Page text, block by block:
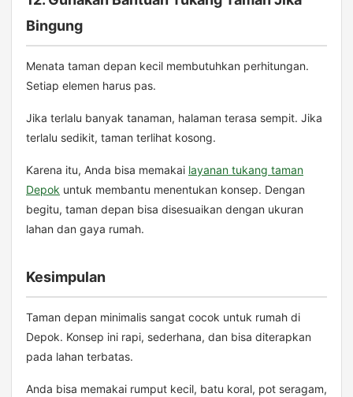
Bingung
Menata taman depan kecil membutuhkan perhitungan.
Setiap elemen harus pas.
Jika terlalu banyak tanaman, halaman terasa sempit. Jika
terlalu sedikit, taman terlihat kosong.
Karena itu, Anda bisa memakai layanan tukang taman
Depok untuk membantu menentukan konsep. Dengan
begitu, taman depan bisa disesuaikan dengan ukuran
lahan dan gaya rumah.
Kesimpulan
Taman depan minimalis sangat cocok untuk rumah di
Depok. Konsep ini rapi, sederhana, dan bisa diterapkan
pada lahan terbatas.
Anda bisa memakai rumput kecil, batu koral, pot seragam,